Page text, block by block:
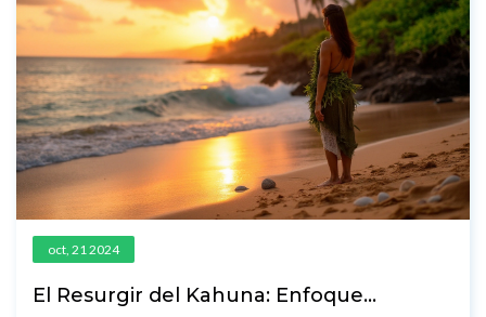
oct, 21 2024
El Resurgir del Kahuna: Enfoque